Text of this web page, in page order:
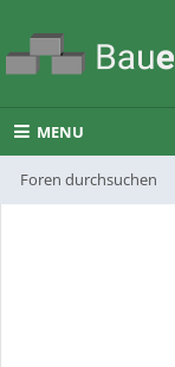
MENU
Foren durchsuchen